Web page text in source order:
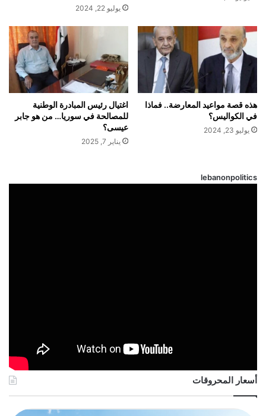
يوليو 22, 2024
هذه قصة مواعيد المعارضة.. فماذا
في الكواليس؟
يوليو 23, 2024
اغتيال رئيس المبادرة الوطنية
للمصالحة في سوريا… من هو جابر
عيسى؟
يناير 7, 2025
lebanonpolitics
أسعار المحروقات